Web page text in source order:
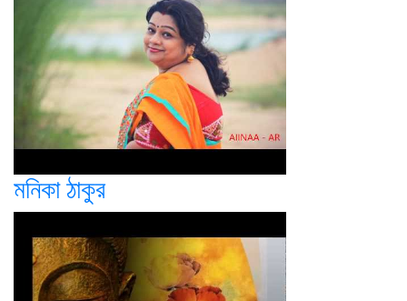
মনিকা ঠাকুর